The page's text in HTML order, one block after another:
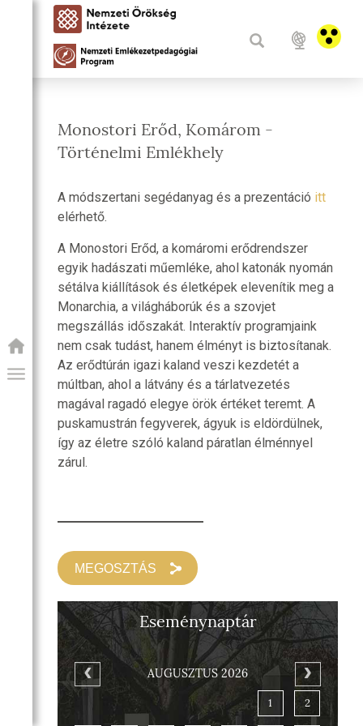
PROGRAM
Monostori Erőd, Komárom -
Történelmi Emlékhely
A módszertani segédanyag és a prezentáció itt
elérhető.
A Monostori Erőd, a komáromi erődrendszer
egyik hadászati műemléke, ahol katonák nyomán
sétálva kiállítások és életképek elevenítik meg a
Monarchia, a világháborúk és a szovjet
megszállás időszakát. Interaktív programjaink
nem csak tudást, hanem élményt is biztosítanak.
Az erődtúrán igazi kaland veszi kezdetét a
múltban, ahol a látvány és a tárlatvezetés
magával ragadó elegye örök értéket teremt. A
puskamustrán fegyverek, ágyuk is eldördülnek,
így az életre szóló kaland páratlan élménnyel
zárul.
MEGOSZTÁS
Eseménynaptár
AUGUSZTUS 2026
1 2